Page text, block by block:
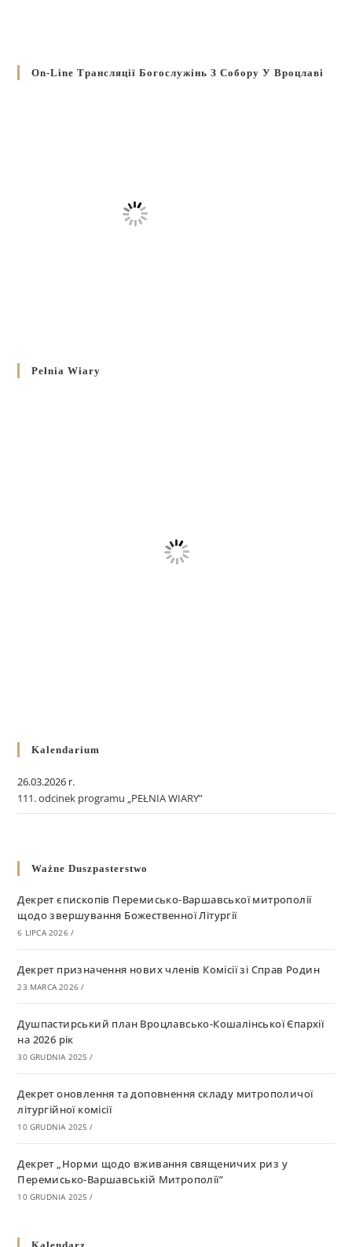
On-Line Трансляції Богослужінь З Собору У Вроцлаві
Pełnia Wiary
Kalendarium
26.03.2026 r.
111. odcinek programu „PEŁNIA WIARY”
Ważne Duszpasterstwo
Декрет єпископів Перемисько-Варшавської митрополії
щодо звершування Божественної Літургії
6 LIPCA 2026 /
Декрет призначення нових членів Комісії зі Справ Родин
23 MARCA 2026 /
Душпастирський план Вроцлавсько-Кошалінської Єпархії
на 2026 рік
30 GRUDNIA 2025 /
Декрет оновлення та доповнення складу митрополичої
літургійної комісії
10 GRUDNIA 2025 /
Декрет „Норми щодо вживання священичих риз у
Перемисько-Варшавській Митрополії”
10 GRUDNIA 2025 /